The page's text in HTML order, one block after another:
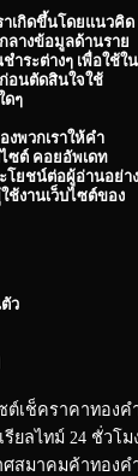
าเกิดขึ้นโดยแนวคิด
ลางข้อมูลด้านราย
ำระต่างๆ เพื่อใช้ใน
อนตัดสินใจใช้
ดๆ
งพวกเราให้คำ
ซต์ คอยอัพเดท
โยชน์ต่อผู้อ่านอย่า
ช้งานเว็บไซต์ของ
ว
ต์เช็คราคาทองค
ยลไทม์ 24 ชั่วโม
ศสมาคมค้าทองค